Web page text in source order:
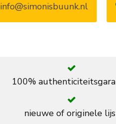
info@simonisbuunk.nl
100%
nieuwe of originele